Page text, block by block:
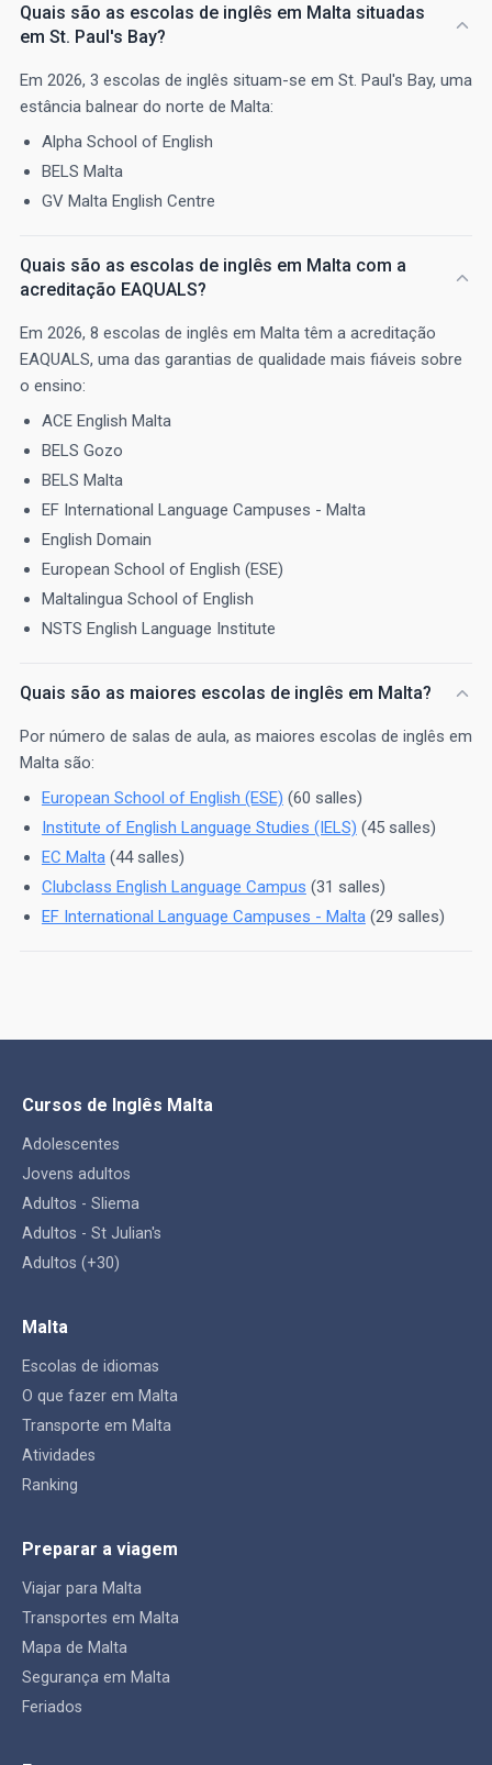
Quais são as escolas de inglês em Malta situadas
em St. Paul's Bay?
Em 2026, 3 escolas de inglês situam-se em St. Paul's Bay, uma
estância balnear do norte de Malta:
Alpha School of English
BELS Malta
GV Malta English Centre
Quais são as escolas de inglês em Malta com a
acreditação EAQUALS?
Em 2026, 8 escolas de inglês em Malta têm a acreditação
EAQUALS, uma das garantias de qualidade mais fiáveis sobre
o ensino:
ACE English Malta
BELS Gozo
BELS Malta
EF International Language Campuses - Malta
English Domain
European School of English (ESE)
Maltalingua School of English
NSTS English Language Institute
Quais são as maiores escolas de inglês em Malta?
Por número de salas de aula, as maiores escolas de inglês em
Malta são:
European School of English (ESE) (60 salles)
Institute of English Language Studies (IELS) (45 salles)
EC Malta(44 salles)
Clubclass English Language Campus (31 salles)
EF International Language Campuses - Malta(29 salles)
Cursos de Inglês Malta
Adolescentes
Jovens adultos
Adultos - Sliema
Adultos - St Julian's
Adultos (+30)
Malta
Escolas de idiomas
O que fazer em Malta
Transporte em Malta
Atividades
Ranking
Preparar a viagem
Viajar para Malta
Transportes em Malta
Mapa de Malta
Segurança em Malta
Feriados